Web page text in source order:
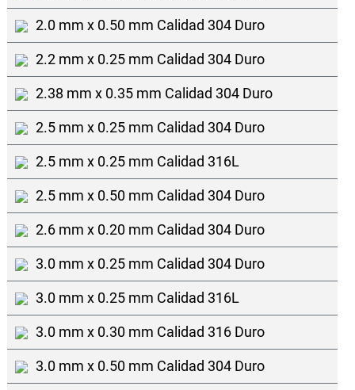
2.0 mm x 0.50 mm Calidad 304 Duro
2.2 mm x 0.25 mm Calidad 304 Duro
2.38 mm x 0.35 mm Calidad 304 Duro
2.5 mm x 0.25 mm Calidad 304 Duro
2.5 mm x 0.25 mm Calidad 316L
2.5 mm x 0.50 mm Calidad 304 Duro
2.6 mm x 0.20 mm Calidad 304 Duro
3.0 mm x 0.25 mm Calidad 304 Duro
3.0 mm x 0.25 mm Calidad 316L
3.0 mm x 0.30 mm Calidad 316 Duro
3.0 mm x 0.50 mm Calidad 304 Duro